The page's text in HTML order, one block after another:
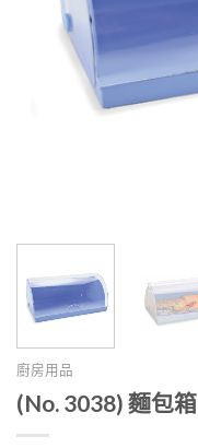
廚房用品
(No. 3038) 麵包箱